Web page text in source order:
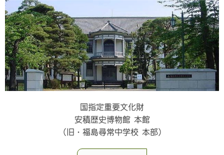
国指定重要文化財
安積歴史博物館 本館
（旧・福島尋常中学校 本部）